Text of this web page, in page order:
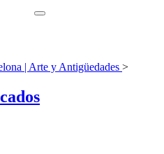
| Arte y Antigüedades >